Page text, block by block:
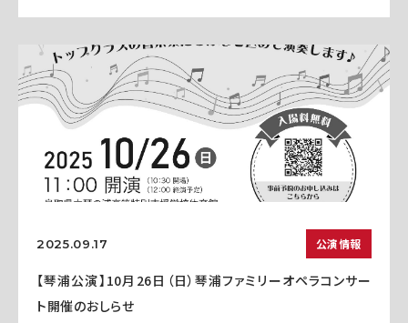
2025.09.17 公演情報
【琴浦公演】10月26日（日）琴浦ファミリーオペラコンサー
ト開催のおしらせ